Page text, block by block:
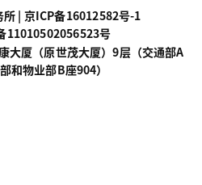
| 京ICP备16012582号-1
11010502056523号
大厦（原世茂大厦）9层（交通部A
和物业部B座904）